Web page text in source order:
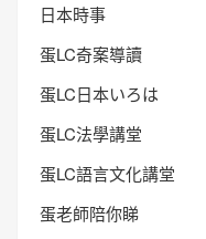
日本時事
蛋LC奇案導讀
蛋LC日本いろは
蛋LC法學講堂
蛋LC語言文化講堂
蛋老師陪你睇